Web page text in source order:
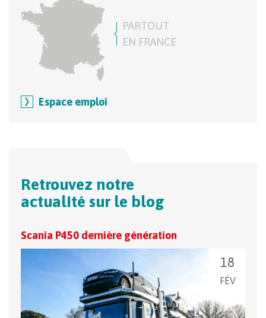
PARTOUT
EN FRANCE
Espace emploi
Retrouvez notre
actualité sur le blog
Scania P450 dernière génération
18
FÉV